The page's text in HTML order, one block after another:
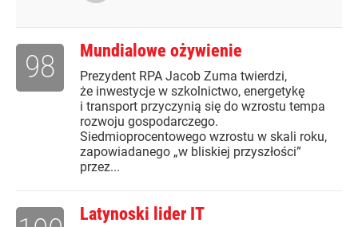
Mundialowe ożywienie
Prezydent RPA Jacob Zuma twierdzi,
że inwestycje w szkolnictwo, energetykę
i transport przyczynią się do wzrostu tempa
rozwoju gospodarczego.
Siedmioprocentowego wzrostu w skali roku,
zapowiadanego „w bliskiej przyszłości”
przez...
98
Latynoski lider IT